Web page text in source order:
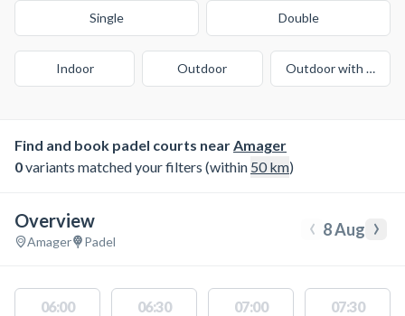
Single Double
Indoor Outdoor Outdoor with cover
Find and book padel courts nearAmager
0variants matched your filters (within 50km)
Overview
Amager Padel ‹ 8 Aug ›
06:00 06:30 07:00 07:30